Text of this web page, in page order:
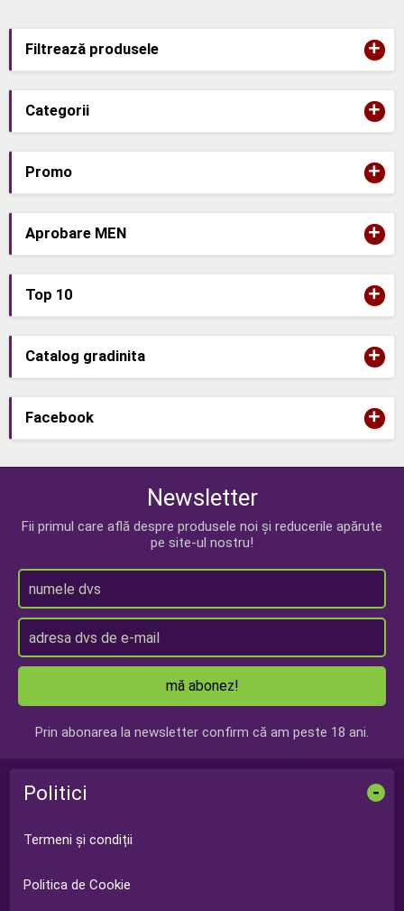
Filtrează produsele +
Categorii +
Promo +
Aprobare MEN +
Top 10 +
Catalog gradinita +
Facebook +
Newsletter
Fii primul care află despre produsele noi și reducerile apărute
pe site-ul nostru!
mă abonez!
Prin abonarea la newsletter confirm că am peste 18 ani.
Politici -
Termeni și condiții
Politica de Cookie